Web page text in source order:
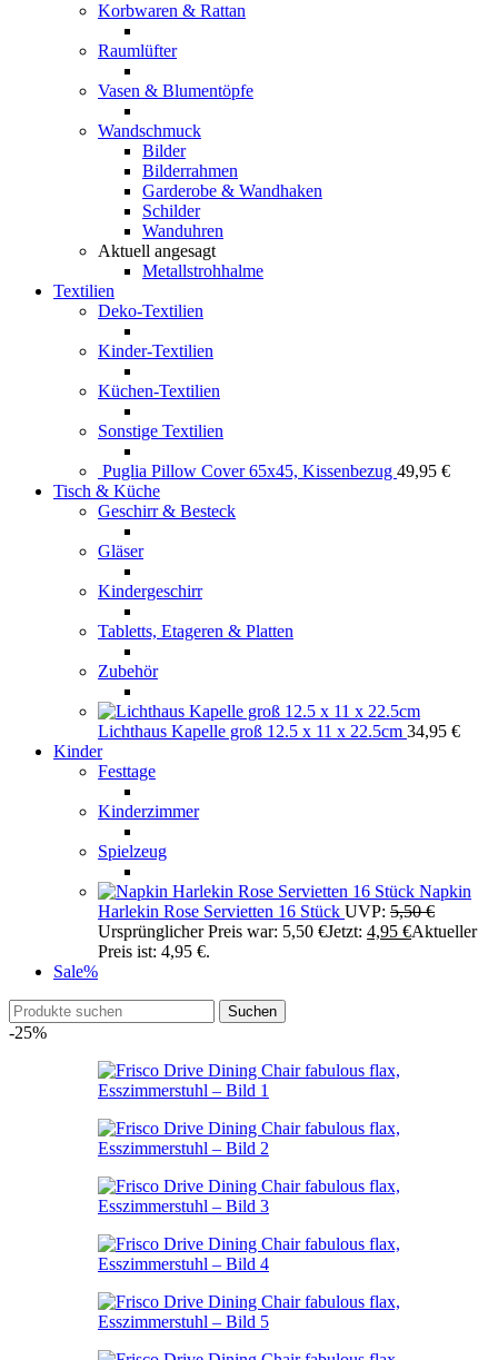
Korbwaren & Rattan
Raumlüfter
Vasen & Blumentöpfe
Wandschmuck
Bilder
Bilderrahmen
Garderobe & Wandhaken
Schilder
Wanduhren
Aktuell angesagt
Metallstrohhalme
Textilien
Deko-Textilien
Kinder-Textilien
Küchen-Textilien
Sonstige Textilien
Puglia Pillow Cover 65x45, Kissenbezug 49,95 €
Tisch & Küche
Geschirr & Besteck
Gläser
Kindergeschirr
Tabletts, Etageren & Platten
Zubehör
Lichthaus Kapelle groß 12.5 x 11 x 22.5cm 34,95 €
Kinder
Festtage
Kinderzimmer
Spielzeug
Napkin
Harlekin Rose Servietten 16 Stück UVP: 5,50€
Ursprünglicher Preis war: 5,50 €Jetzt: 4,95 €Aktueller
Preis ist: 4,95 €.
Sale%
Suchen
-25%